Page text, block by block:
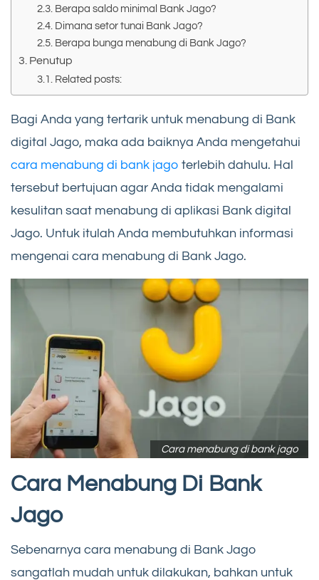
Berapa saldo minimal Bank Jago?
Dimana setor tunai Bank Jago?
Berapa bunga menabung di Bank Jago?
Penutup
Related posts:
Bagi Anda yang tertarik untuk menabung di Bank
digital Jago, maka ada baiknya Anda mengetahui
cara menabung di bank jago terlebih dahulu. Hal
tersebut bertujuan agar Anda tidak mengalami
kesulitan saat menabung di aplikasi Bank digital
Jago. Untuk itulah Anda membutuhkan informasi
mengenai cara menabung di Bank Jago.
Cara menabung di bank jago
Cara Menabung Di Bank
Jago
Sebenarnya cara menabung di Bank Jago
sangatlah mudah untuk dilakukan, bahkan untuk